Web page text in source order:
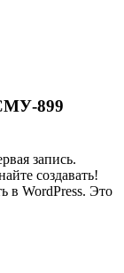
899
запись.
создавать!
в WordPress. Это